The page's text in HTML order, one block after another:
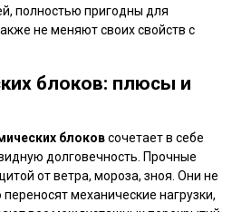
полностью пригодны для
не меняют своих свойств с
блоков: плюсы и
блоковсочетает в себе
долговечность. Прочные
от ветра, мороза, зноя. Они не
механические нагрузки,